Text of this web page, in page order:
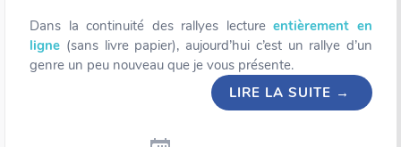
Dans la continuité des rallyes lectureentièrement en
ligne (sans livre papier), aujourd’hui c’est un rallye d’un
genre un peu nouveau que je vous présente.
LIRE LA SUITE →